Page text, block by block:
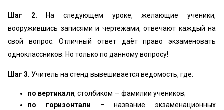
Шаг 2.
На следующем уроке, желающие ученики,
вооружившись записями и чертежами, отвечают каждый на
свой вопрос. Отличный ответ даёт право экзаменовать
одноклассников. Но только по данному вопросу!
Шаг 3. Учитель на стенд вывешивается ведомость, где:
по вертикали, столбиком — фамилии учеников;
по горизонтали – название экзаменационных